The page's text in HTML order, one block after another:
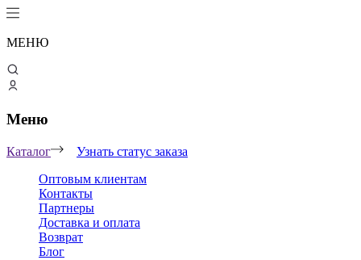
МЕНЮ
Меню
Каталог
Узнать статус заказа
Оптовым клиентам
Контакты
Партнеры
Доставка и оплата
Возврат
Блог